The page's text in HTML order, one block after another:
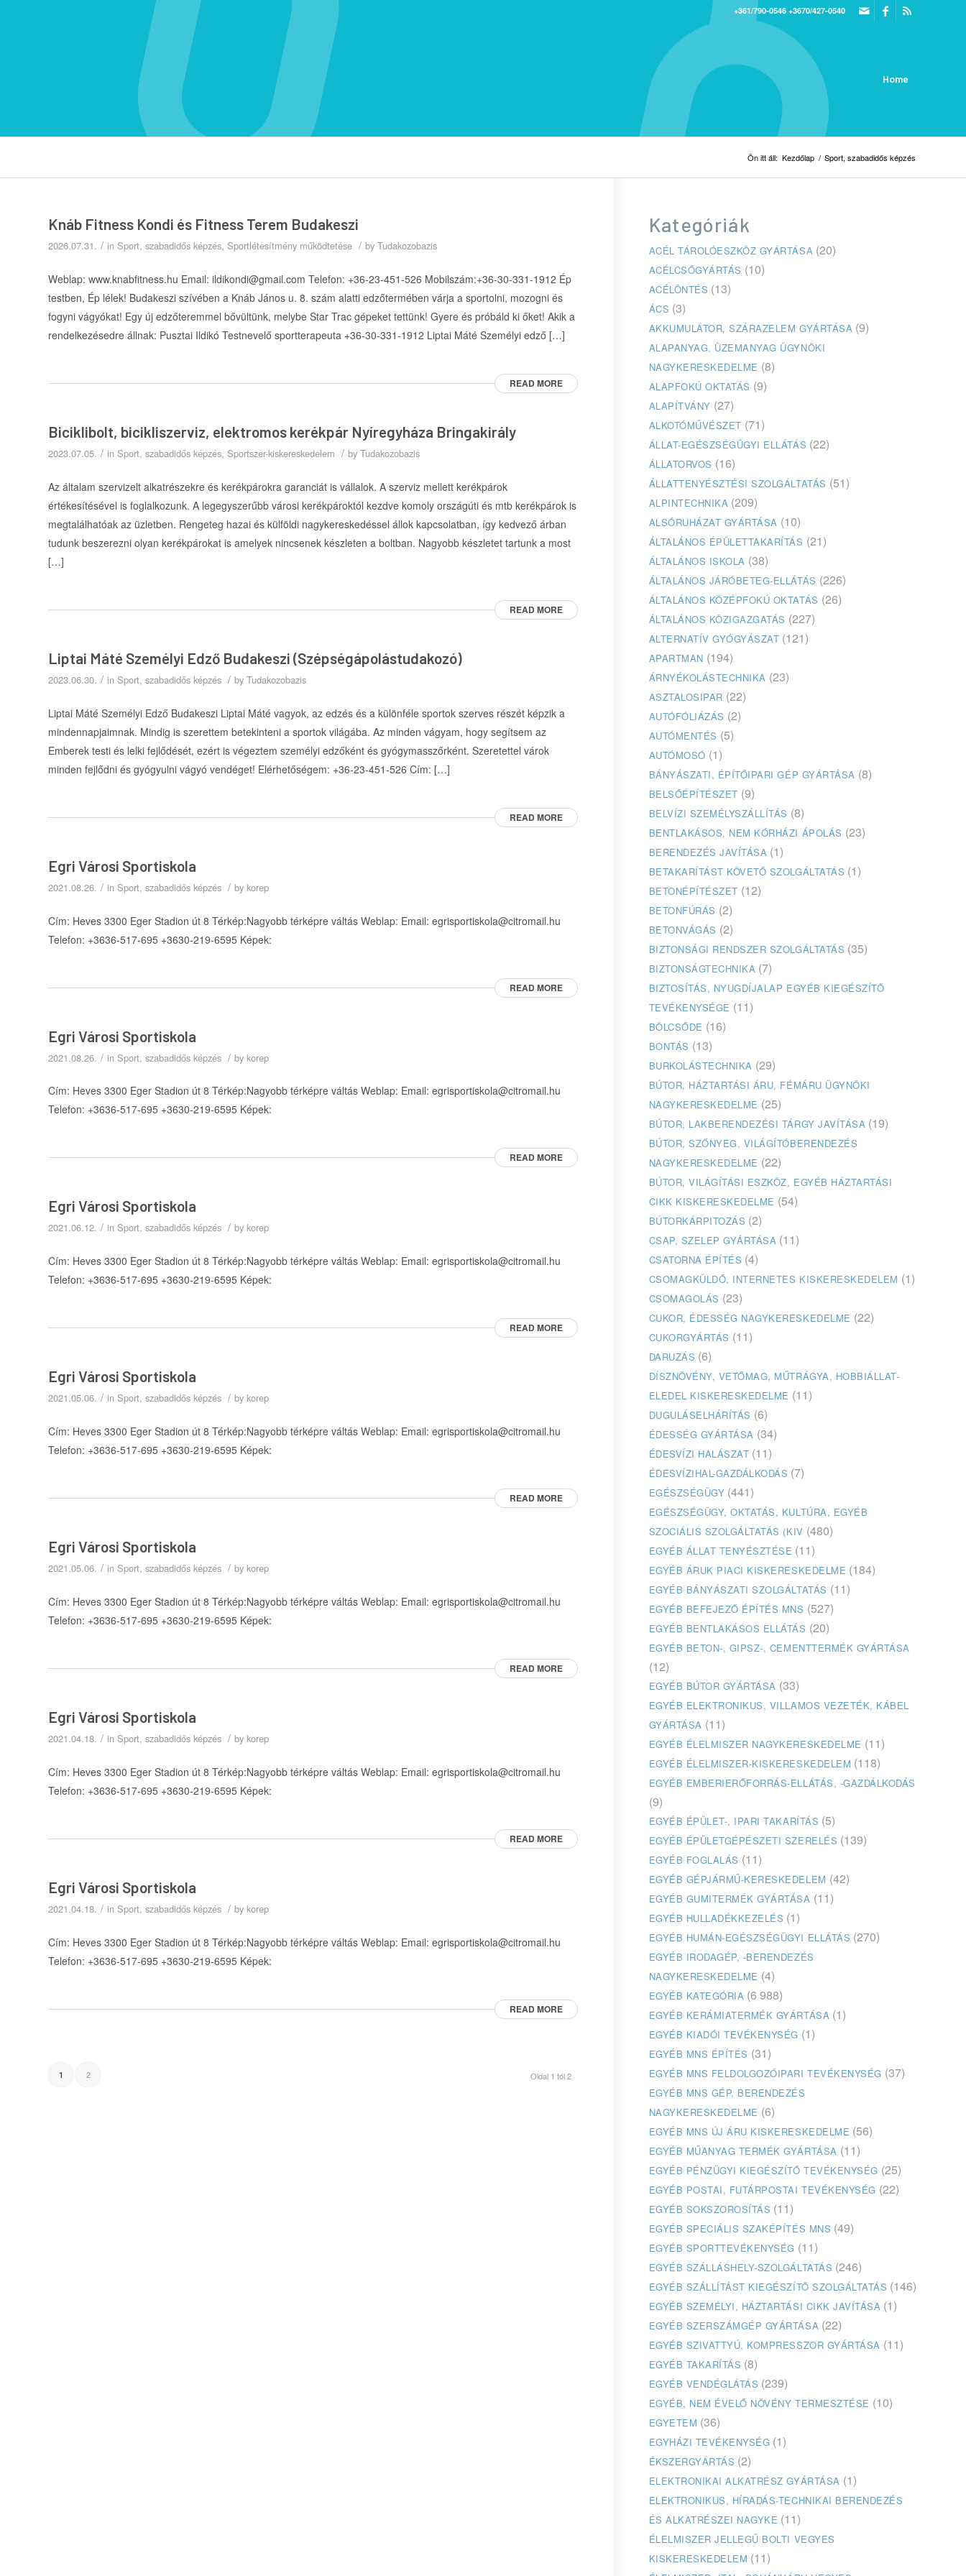
+361/790-0546 +3670/427-0540
Home
Ön itt áll: Kezdőlap / Sport, szabadidős képzés
Knáb Fitness Kondi és Fitness Terem Budakeszi
2026.07.31. / in Sport, szabadidős képzés, Sportlétesítmény működtetése / by Tudakozobazis
Weblap: www.knabfitness.hu Email: ildikondi@gmail.com Telefon: +36-23-451-526 Mobilszám:+36-30-331-1912 Ép
testben, Ép lélek! Budakeszi szívében a Knáb János u. 8. szám alatti edzőtermében várja a sportolni, mozogni és
fogyni vágyókat! Egy új edzőteremmel bővültünk, melybe Star Trac gépeket tettünk! Gyere és próbáld ki őket! Akik a
rendelkezésedre állnak: Pusztai Ildikó Testnevelő sportterapeuta +36-30-331-1912 Liptai Máté Személyi edző […]
READ MORE
Biciklibolt, bicikliszerviz, elektromos kerékpár Nyíregyháza Bringakirály
2023.07.05. / in Sport, szabadidős képzés, Sportszer-kiskereskedelem / by Tudakozobazis
Az általam szervizelt alkatrészekre és kerékpárokra garanciát is vállalok. A szerviz mellett kerékpárok
értékesítésével is foglalkozunk. A legegyszerűbb városi kerékpároktól kezdve komoly országúti és mtb kerékpárok is
megtalálhatóak az üzletben. Rengeteg hazai és külföldi nagykereskedéssel állok kapcsolatban, így kedvező árban
tudunk beszerezni olyan kerékpárokat is amelyek nincsenek készleten a boltban. Nagyobb készletet tartunk a most
[…]
READ MORE
Liptai Máté Személyi Edző Budakeszi (Szépségápolástudakozó)
2023.06.30. / in Sport, szabadidős képzés / by Tudakozobazis
Liptai Máté Személyi Edző Budakeszi Liptai Máté vagyok, az edzés és a különféle sportok szerves részét képzik a
mindennapjaimnak. Mindig is szerettem betekinteni a sportok világába. Az minden vágyam, hogy segítsem az
Emberek testi és lelki fejlődését, ezért is végeztem személyi edzőként és gyógymasszőrként. Szeretettel várok
minden fejlődni és gyógyulni vágyó vendéget! Elérhetőségem: +36-23-451-526 Cím: […]
READ MORE
Egri Városi Sportiskola
2021.08.26. / in Sport, szabadidős képzés / by korep
Cím: Heves 3300 Eger Stadion út 8 Térkép:Nagyobb térképre váltás Weblap: Email: egrisportiskola@citromail.hu
Telefon: +3636-517-695 +3630-219-6595 Képek:
READ MORE
Egri Városi Sportiskola
2021.08.26. / in Sport, szabadidős képzés / by korep
Cím: Heves 3300 Eger Stadion út 8 Térkép:Nagyobb térképre váltás Weblap: Email: egrisportiskola@citromail.hu
Telefon: +3636-517-695 +3630-219-6595 Képek:
READ MORE
Egri Városi Sportiskola
2021.06.12. / in Sport, szabadidős képzés / by korep
Cím: Heves 3300 Eger Stadion út 8 Térkép:Nagyobb térképre váltás Weblap: Email: egrisportiskola@citromail.hu
Telefon: +3636-517-695 +3630-219-6595 Képek:
READ MORE
Egri Városi Sportiskola
2021.05.06. / in Sport, szabadidős képzés / by korep
Cím: Heves 3300 Eger Stadion út 8 Térkép:Nagyobb térképre váltás Weblap: Email: egrisportiskola@citromail.hu
Telefon: +3636-517-695 +3630-219-6595 Képek:
READ MORE
Egri Városi Sportiskola
2021.05.06. / in Sport, szabadidős képzés / by korep
Cím: Heves 3300 Eger Stadion út 8 Térkép:Nagyobb térképre váltás Weblap: Email: egrisportiskola@citromail.hu
Telefon: +3636-517-695 +3630-219-6595 Képek:
READ MORE
Egri Városi Sportiskola
2021.04.18. / in Sport, szabadidős képzés / by korep
Cím: Heves 3300 Eger Stadion út 8 Térkép:Nagyobb térképre váltás Weblap: Email: egrisportiskola@citromail.hu
Telefon: +3636-517-695 +3630-219-6595 Képek:
READ MORE
Egri Városi Sportiskola
2021.04.18. / in Sport, szabadidős képzés / by korep
Cím: Heves 3300 Eger Stadion út 8 Térkép:Nagyobb térképre váltás Weblap: Email: egrisportiskola@citromail.hu
Telefon: +3636-517-695 +3630-219-6595 Képek:
READ MORE
Oldal 1 tól 2
1 2
Kategóriák
ACÉL TÁROLÓESZKÖZ GYÁRTÁSA (20)
ACÉLCSŐGYÁRTÁS (10)
ACÉLÖNTÉS (13)
ÁCS (3)
AKKUMULÁTOR, SZÁRAZELEM GYÁRTÁSA (9)
ALAPANYAG, ÜZEMANYAG ÜGYNÖKI
NAGYKERESKEDELME (8)
ALAPFOKÚ OKTATÁS (9)
ALAPÍTVÁNY (27)
ALKOTÓMŰVÉSZET (71)
ÁLLAT-EGÉSZSÉGÜGYI ELLÁTÁS (22)
ÁLLATORVOS (16)
ÁLLATTENYÉSZTÉSI SZOLGÁLTATÁS (51)
ALPINTECHNIKA (209)
ALSÓRUHÁZAT GYÁRTÁSA (10)
ÁLTALÁNOS ÉPÜLETTAKARÍTÁS (21)
ÁLTALÁNOS ISKOLA (38)
ÁLTALÁNOS JÁRÓBETEG-ELLÁTÁS (226)
ÁLTALÁNOS KÖZÉPFOKÚ OKTATÁS (26)
ÁLTALÁNOS KÖZIGAZGATÁS (227)
ALTERNATÍV GYÓGYÁSZAT (121)
APARTMAN (194)
ÁRNYÉKOLÁSTECHNIKA (23)
ASZTALOSIPAR (22)
AUTÓFÓLIÁZÁS (2)
AUTÓMENTÉS (5)
AUTÓMOSÓ (1)
BÁNYÁSZATI, ÉPÍTŐIPARI GÉP GYÁRTÁSA (8)
BELSŐÉPÍTÉSZET (9)
BELVÍZI SZEMÉLYSZÁLLÍTÁS (8)
BENTLAKÁSOS, NEM KÓRHÁZI ÁPOLÁS (23)
BERENDEZÉS JAVÍTÁSA (1)
BETAKARÍTÁST KÖVETŐ SZOLGÁLTATÁS (1)
BETONÉPÍTÉSZET (12)
BETONFÚRÁS (2)
BETONVÁGÁS (2)
BIZTONSÁGI RENDSZER SZOLGÁLTATÁS (35)
BIZTONSÁGTECHNIKA (7)
BIZTOSÍTÁS, NYUGDÍJALAP EGYÉB KIEGÉSZÍTŐ
TEVÉKENYSÉGE (11)
BÖLCSŐDE (16)
BONTÁS (13)
BURKOLÁSTECHNIKA (29)
BÚTOR, HÁZTARTÁSI ÁRU, FÉMÁRU ÜGYNÖKI
NAGYKERESKEDELME (25)
BÚTOR, LAKBERENDEZÉSI TÁRGY JAVÍTÁSA (19)
BÚTOR, SZŐNYEG, VILÁGÍTÓBERENDEZÉS
NAGYKERESKEDELME (22)
BÚTOR, VILÁGÍTÁSI ESZKÖZ, EGYÉB HÁZTARTÁSI
CIKK KISKERESKEDELME (54)
BÚTORKÁRPITOZÁS (2)
CSAP, SZELEP GYÁRTÁSA (11)
CSATORNA ÉPÍTÉS (4)
CSOMAGKÜLDŐ, INTERNETES KISKERESKEDELEM (1)
CSOMAGOLÁS (23)
CUKOR, ÉDESSÉG NAGYKERESKEDELME (22)
CUKORGYÁRTÁS (11)
DARUZÁS (6)
DÍSZNÖVÉNY, VETŐMAG, MŰTRÁGYA, HOBBIÁLLAT-
ELEDEL KISKERESKEDELME (11)
DUGULÁSELHÁRÍTÁS (6)
ÉDESSÉG GYÁRTÁSA (34)
ÉDESVÍZI HALÁSZAT (11)
ÉDESVÍZIHAL-GAZDÁLKODÁS (7)
EGÉSZSÉGÜGY (441)
EGÉSZSÉGÜGY, OKTATÁS, KULTÚRA, EGYÉB
SZOCIÁLIS SZOLGÁLTATÁS (KIV (480)
EGYÉB ÁLLAT TENYÉSZTÉSE (11)
EGYÉB ÁRUK PIACI KISKERESKEDELME (184)
EGYÉB BÁNYÁSZATI SZOLGÁLTATÁS (11)
EGYÉB BEFEJEZŐ ÉPÍTÉS MNS (527)
EGYÉB BENTLAKÁSOS ELLÁTÁS (20)
EGYÉB BETON-, GIPSZ-, CEMENTTERMÉK GYÁRTÁSA
(12)
EGYÉB BÚTOR GYÁRTÁSA (33)
EGYÉB ELEKTRONIKUS, VILLAMOS VEZETÉK, KÁBEL
GYÁRTÁSA (11)
EGYÉB ÉLELMISZER NAGYKERESKEDELME (11)
EGYÉB ÉLELMISZER-KISKERESKEDELEM (118)
EGYÉB EMBERIERŐFORRÁS-ELLÁTÁS, -GAZDÁLKODÁS
(9)
EGYÉB ÉPÜLET-, IPARI TAKARÍTÁS (5)
EGYÉB ÉPÜLETGÉPÉSZETI SZERELÉS (139)
EGYÉB FOGLALÁS (11)
EGYÉB GÉPJÁRMŰ-KERESKEDELEM (42)
EGYÉB GUMITERMÉK GYÁRTÁSA (11)
EGYÉB HULLADÉKKEZELÉS (1)
EGYÉB HUMÁN-EGÉSZSÉGÜGYI ELLÁTÁS (270)
EGYÉB IRODAGÉP, -BERENDEZÉS
NAGYKERESKEDELME (4)
EGYÉB KATEGÓRIA (6 988)
EGYÉB KERÁMIATERMÉK GYÁRTÁSA (1)
EGYÉB KIADÓI TEVÉKENYSÉG (1)
EGYÉB MNS ÉPÍTÉS (31)
EGYÉB MNS FELDOLGOZÓIPARI TEVÉKENYSÉG (37)
EGYÉB MNS GÉP, BERENDEZÉS
NAGYKERESKEDELME (6)
EGYÉB MNS ÚJ ÁRU KISKERESKEDELME (56)
EGYÉB MŰANYAG TERMÉK GYÁRTÁSA (11)
EGYÉB PÉNZÜGYI KIEGÉSZÍTŐ TEVÉKENYSÉG (25)
EGYÉB POSTAI, FUTÁRPOSTAI TEVÉKENYSÉG (22)
EGYÉB SOKSZOROSÍTÁS (11)
EGYÉB SPECIÁLIS SZAKÉPÍTÉS MNS (49)
EGYÉB SPORTTEVÉKENYSÉG (11)
EGYÉB SZÁLLÁSHELY-SZOLGÁLTATÁS (246)
EGYÉB SZÁLLÍTÁST KIEGÉSZÍTŐ SZOLGÁLTATÁS (146)
EGYÉB SZEMÉLYI, HÁZTARTÁSI CIKK JAVÍTÁSA (1)
EGYÉB SZERSZÁMGÉP GYÁRTÁSA (22)
EGYÉB SZIVATTYÚ, KOMPRESSZOR GYÁRTÁSA (11)
EGYÉB TAKARÍTÁS (8)
EGYÉB VENDÉGLÁTÁS (239)
EGYÉB, NEM ÉVELŐ NÖVÉNY TERMESZTÉSE (10)
EGYETEM (36)
EGYHÁZI TEVÉKENYSÉG (1)
ÉKSZERGYÁRTÁS (2)
ELEKTRONIKAI ALKATRÉSZ GYÁRTÁSA (1)
ELEKTRONIKUS, HÍRADÁS-TECHNIKAI BERENDEZÉS
ÉS ALKATRÉSZEI NAGYKE (11)
ÉLELMISZER JELLEGŰ BOLTI VEGYES
KISKERESKEDELEM (11)